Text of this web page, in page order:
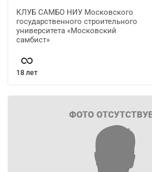
КЛУБ САМБО НИУ Московского
государственного строительного
университета «Московский
самбист»
18 лет